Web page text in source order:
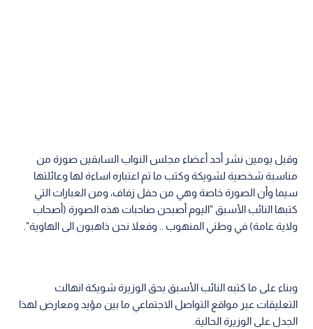
وقبل يومين نشر أحد أعضاء مجلس النواب السابقين صورة من
مناسبة شخصية لشويكة وكتب ما تم اعتباره اساءة لها وعائلتها
سيما وأن الصورة خاصة وهي من حفل زفاف، ومن العبارات التي
كتبها النائب الأسبق "اليوم أصبحن صاحبات هذه الصورة (أصحاب
ولاية عامة) في وطني المنهوب .. وفعلا نحن ذاهبون الى الهاوية".
وبناء على ما كتبه النائب الأسبق بحق الوزيرة شويكة انهالت
التعليقات عبر مواقع التواصل الاجتماعي ما بين مؤيد ومعارض لهذا
الجدل على الوزيرة الحالية.